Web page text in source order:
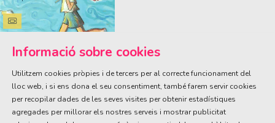
ÀREA DE CULTURA
Informació sobre cookies
Utilitzem cookies pròpies i de tercers per al correcte funcionament del
lloc web, i si ens dona el seu consentiment, també farem servir cookies
per recopilar dades de les seves visites per obtenir estadístiques
agregades per millorar els nostres serveis i mostrar publicitat